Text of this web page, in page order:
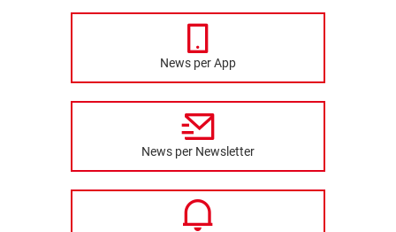
News per App
News per Newsletter